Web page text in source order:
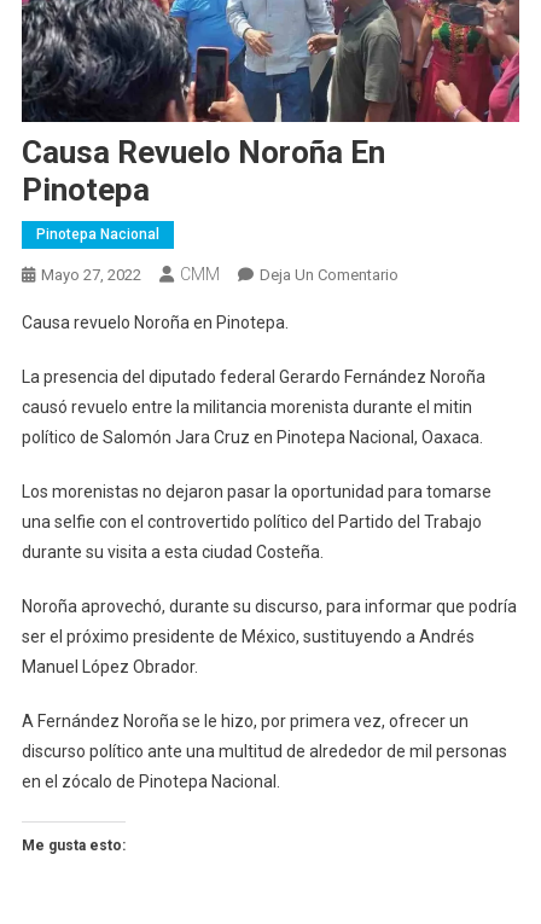
Causa Revuelo Noroña En
Pinotepa
Pinotepa Nacional
Mayo 27, 2022 CMM Deja Un ComentarioEn
En
Pinotepa
Causa revuelo Noroña en Pinotepa.
La presencia del diputado federal Gerardo Fernández Noroña
causó revuelo entre la militancia morenista durante el mitin
político de Salomón Jara Cruz en Pinotepa Nacional, Oaxaca.
Los morenistas no dejaron pasar la oportunidad para tomarse
una selfie con el controvertido político del Partido del Trabajo
durante su visita a esta ciudad Costeña.
Noroña aprovechó, durante su discurso, para informar que podría
ser el próximo presidente de México, sustituyendo a Andrés
Manuel López Obrador.
A Fernández Noroña se le hizo, por primera vez, ofrecer un
discurso político ante una multitud de alrededor de mil personas
en el zócalo de Pinotepa Nacional.
Me gusta esto: